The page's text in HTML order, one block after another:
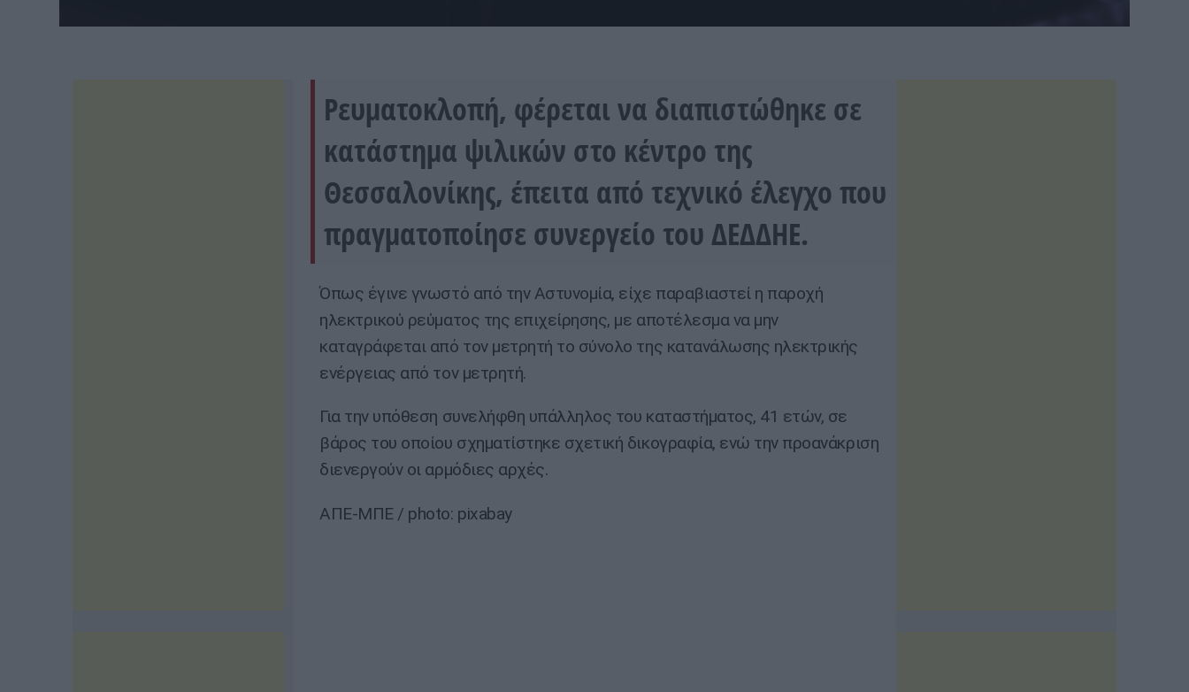
Ρευματοκλοπή, φέρεται να διαπιστώθηκε σε
κατάστημα ψιλικών στο κέντρο της
Θεσσαλονίκης, έπειτα από τεχνικό έλεγχο που
πραγματοποίησε συνεργείο του ΔΕΔΔΗΕ.
Όπως έγινε γνωστό από την Αστυνομία, είχε παραβιαστεί η παροχή
ηλεκτρικού ρεύματος της επιχείρησης, με αποτέλεσμα να μην
καταγράφεται από τον μετρητή το σύνολο της κατανάλωσης ηλεκτρικής
ενέργειας από τον μετρητή.
Για την υπόθεση συνελήφθη υπάλληλος του καταστήματος, 41 ετών, σε
βάρος του οποίου σχηματίστηκε σχετική δικογραφία, ενώ την προανάκριση
διενεργούν οι αρμόδιες αρχές.
ΑΠΕ-ΜΠΕ / photo: pixabay